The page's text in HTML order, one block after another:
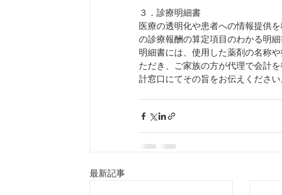
３．診療明細書
医療の透明化や患者への情報提供
の診療報酬の算定項目のわかる明
明細書には、使用した薬剤の名称
ただき、ご家族の方が代理で会計
計窓口にてその旨をお伝えください
最新記事